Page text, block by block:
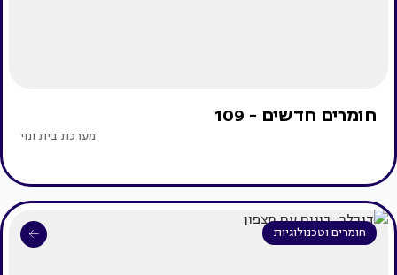
חומרים חדשים - 109
מערכת בית ונוי
חומרים וטכנולוגיות